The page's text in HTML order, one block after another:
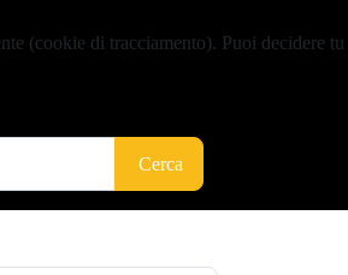
Cerca
(cookie di tracciamento). Puoi decidere tu